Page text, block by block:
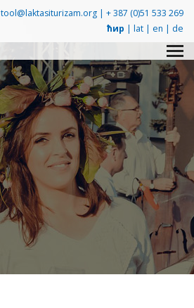
tool@laktasiturizam.org | + 387 (0)51 533 269
ћир | lat | en | de